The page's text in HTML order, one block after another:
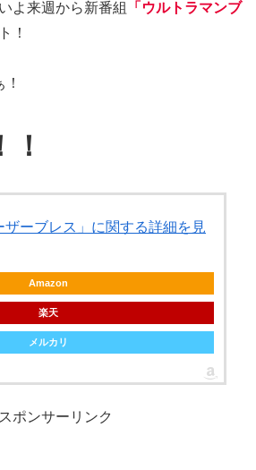
よ来週から新番組
「ウルトラマンブ
！
ーブレス」に関する詳細を見
Amazon
楽天
メルカリ
スポンサーリンク